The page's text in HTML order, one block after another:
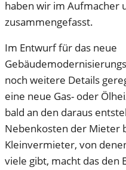
haben wir im Aufmacher
zusammengefasst.
Im Entwurf für das neue
noch weitere Details
eine neue Gas- oder
bald an den daraus
Nebenkosten der Mieter
Kleinvermieter, von
viele gibt, macht das den